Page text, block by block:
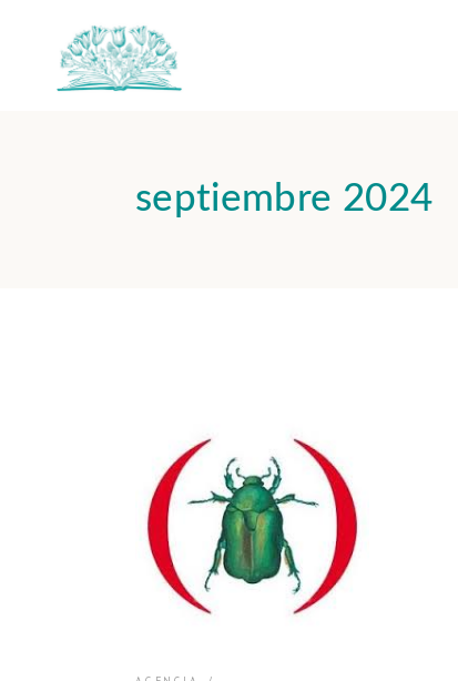
septiembre 2024